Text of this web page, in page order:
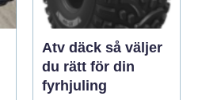
Atv däck så väljer
du rätt för din
fyrhjuling